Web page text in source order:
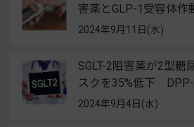
害薬とGLP-1受容体作
2024年9月11日(水)
SGLT-2阻害薬が2型糖
スクを35%低下
2024年9月4日(水)